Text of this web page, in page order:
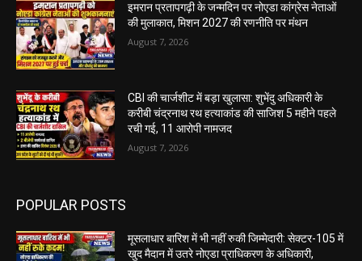
इमरान प्रतापगढ़ी के जन्मदिन पर नोएडा कांग्रेस नेताओं
की मुलाकात, मिशन 2027 की रणनीति पर मंथन
August 7, 2026
CBI की चार्जशीट में बड़ा खुलासा: शुभेंदु अधिकारी के
करीबी चंद्रनाथ रथ हत्याकांड की साजिश 5 महीने पहले
रची गई, 11 आरोपी नामजद
August 7, 2026
POPULAR POSTS
मूसलाधार बारिश में भी नहीं रुकी जिम्मेदारी: सेक्टर-105 में
खुद मैदान में उतरे नोएडा प्राधिकरण के अधिकारी,